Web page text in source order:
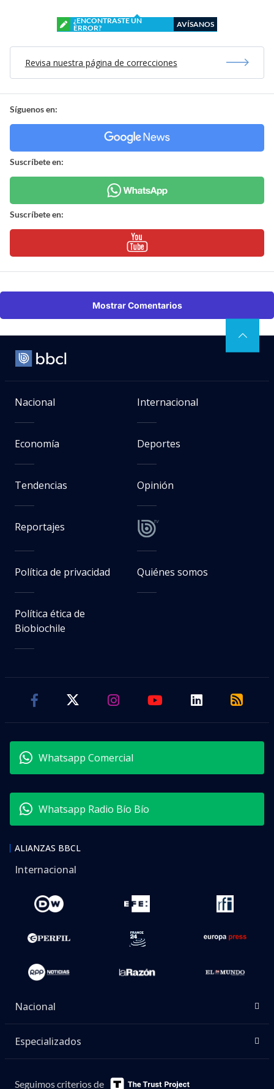
¿ENCONTRASTE UN
ERROR?
AVÍSANOS
Revisa nuestra página de correcciones
Síguenos en:
Suscríbete en:
Suscríbete en:
Mostrar Comentarios
Nacional Internacional
Economía Deportes
Tendencias Opinión
Reportajes
Política de privacidad Quiénes somos
Política ética de
Biobiochile
Whatsapp Comercial
Whatsapp Radio Bío Bío
ALIANZAS BBCL
Internacional
Nacional
Especializados
Seguimos criterios de